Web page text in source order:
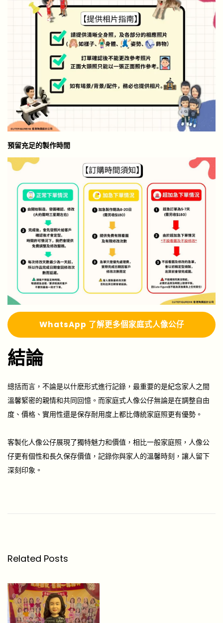
預留充足的製作時間
WhatsApp 了解更多個家庭式人像公仔
結論
總括而言，不論是以什麽形式進行記錄，最重要的是紀念家人之間
溫馨緊密的親情和共同回憶。而家庭式人像公仔無論是在調整自由
度、價格、實用性還是保存耐用度上都比傳統家庭照更有優勢。
客製化人像公仔展現了獨特魅力和價值，相比一般家庭照，人像公
仔更有個性和長久保存價值，記錄你與家人的溫馨時刻，讓人留下
深刻印象。
看
2
0
2
Related Posts